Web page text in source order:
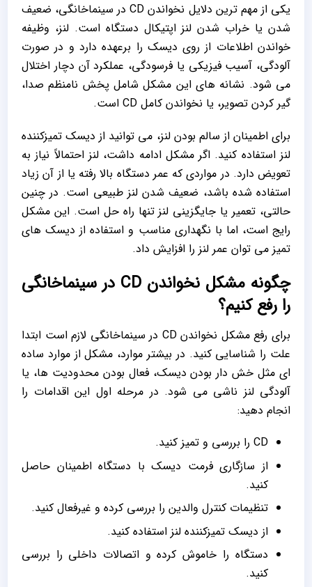
یکی از مهم‌ ترین دلایل نخواندن CD در سینماخانگی، ضعیف
شدن یا خراب شدن لنز اپتیکال دستگاه است. لنز، وظیفه
خواندن اطلاعات از روی دیسک را برعهده دارد و در صورت
آلودگی، آسیب فیزیکی یا فرسودگی، عملکرد آن دچار اختلال
می‌ شود. نشانه ‌های این مشکل شامل پخش نامنظم صدا،
گیر کردن تصویر، یا نخواندن کامل CD است.
برای اطمینان از سالم بودن لنز، می‌ توانید از دیسک تمیزکننده
لنز استفاده کنید. اگر مشکل ادامه داشت، لنز احتمالاً نیاز به
تعویض دارد. در مواردی که عمر دستگاه بالا رفته یا از آن زیاد
استفاده شده باشد، ضعیف شدن لنز طبیعی است. در چنین
حالتی، تعمیر یا جایگزینی لنز تنها راه‌ حل است. این مشکل
رایج است، اما با نگهداری مناسب و استفاده از دیسک ‌های
تمیز می‌ توان عمر لنز را افزایش داد.
چگونه مشکل نخواندن CD در سینماخانگی
را رفع کنیم؟
برای رفع مشکل نخواندن CD در سینماخانگی لازم است ابتدا
علت را شناسایی کنید. در بیشتر موارد، مشکل از موارد ساده
‌ای مثل خش ‌دار بودن دیسک، فعال بودن محدودیت ‌ها، یا
آلودگی لنز ناشی می‌ شود. در مرحله اول این اقدامات را
انجام دهید:
CD را بررسی و تمیز کنید.
از سازگاری فرمت دیسک با دستگاه اطمینان حاصل
کنید.
تنظیمات کنترل والدین را بررسی کرده و غیرفعال کنید.
از دیسک تمیزکننده لنز استفاده کنید.
دستگاه را خاموش کرده و اتصالات داخلی را بررسی
کنید.